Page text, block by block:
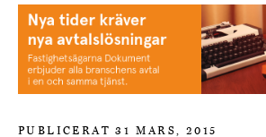
PUBLICERAT 31 MARS, 2015